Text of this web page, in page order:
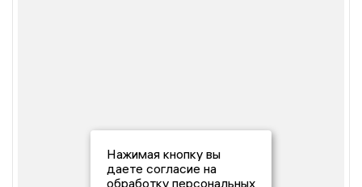
Нажимая кнопку вы
даете согласие на
обработку персональных